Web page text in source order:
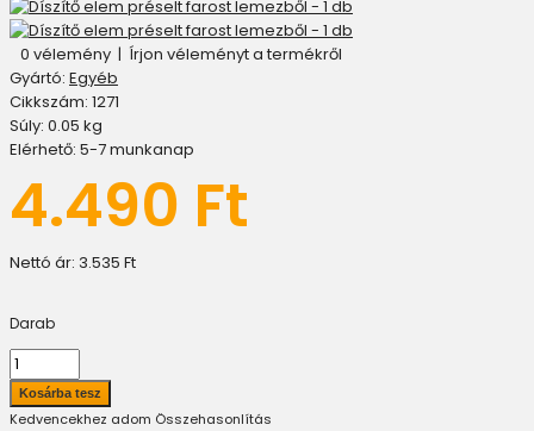
0 vélemény | Írjon véleményt a termékről
Gyártó: Egyéb
Cikkszám: 1271
Súly: 0.05 kg
Elérhető: 5-7 munkanap
4.490 Ft
Nettó ár: 3.535 Ft
Darab
Kedvencekhez adom Összehasonlítás